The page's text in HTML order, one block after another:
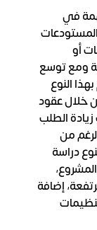
في
أو
ومع توسع
النوع
خلال عقود
الطلب
من
دراسة
إضافة